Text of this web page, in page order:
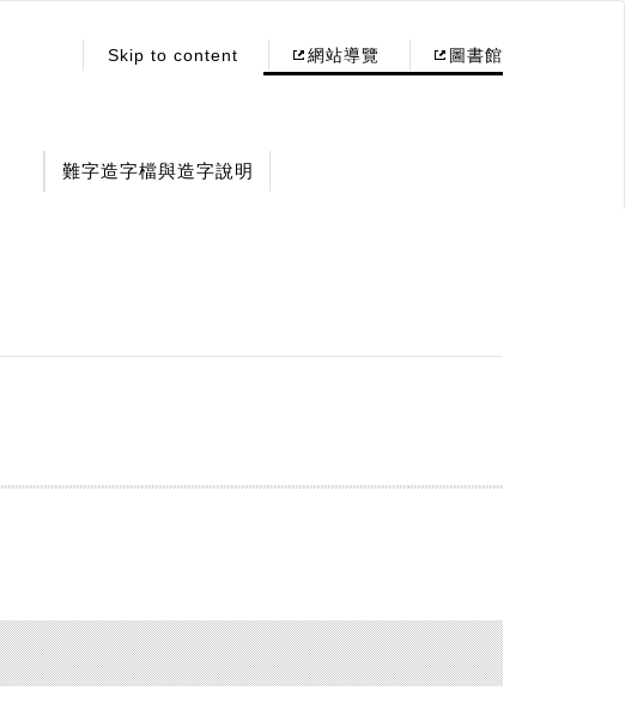
Skip to content 網站導覽 圖書館
難字造字檔與造字說明